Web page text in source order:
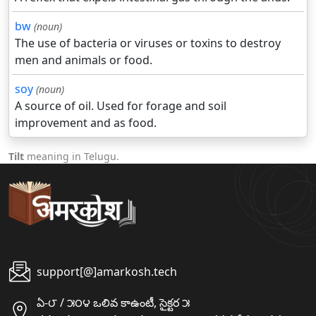
bw (noun)
The use of bacteria or viruses or toxins to destroy
men and animals or food.
soy (noun)
A source of oil. Used for forage and soil
improvement and as food.
Tilt meaning in Telugu.
support[@]amarkosh.tech
ఏ-౮ / ౫౦౪ ఒలివ కాఉంటీ, సైక్టర ౫